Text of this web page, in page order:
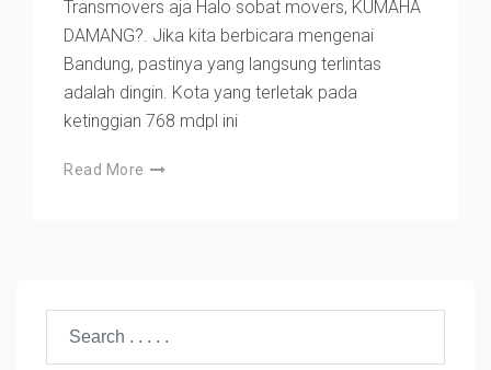
Transmovers aja Halo sobat movers, KUMAHA
DAMANG?. Jika kita berbicara mengenai
Bandung, pastinya yang langsung terlintas
adalah dingin. Kota yang terletak pada
ketinggian 768 mdpl ini
Read More